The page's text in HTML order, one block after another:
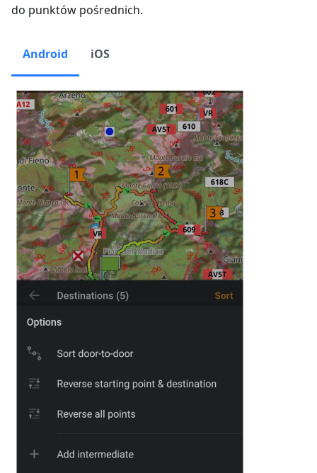
do punktów pośrednich.
Android iOS